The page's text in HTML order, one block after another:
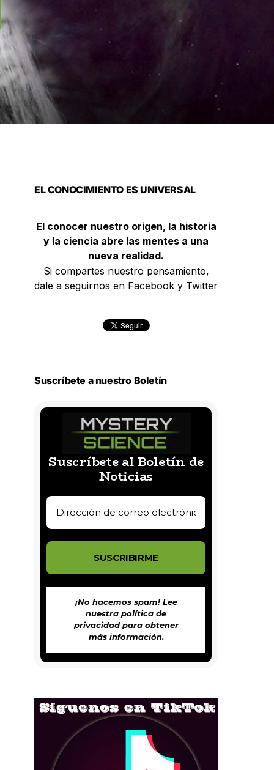
EL CONOCIMIENTO ES UNIVERSAL
El conocer nuestro origen, la historia
y la ciencia abre las mentes a una
nueva realidad.
Si compartes nuestro pensamiento,
dale a seguirnos en Facebook y Twitter
Suscríbete a nuestro Boletín
Suscríbete al Boletín de
Noticias
¡No hacemos spam! Lee
nuestra política de
privacidadpara obtener
más información.